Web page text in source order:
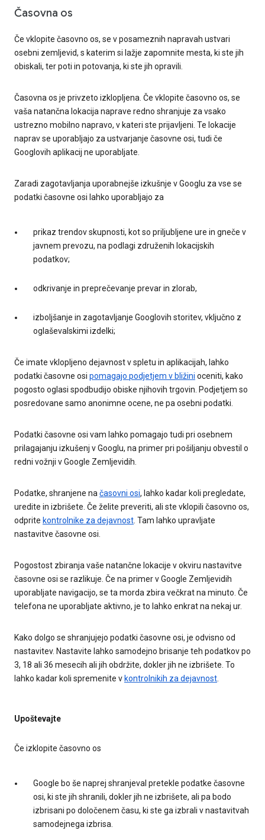
Časovna os
Če vklopite časovno os, se v posameznih napravah ustvari
osebni zemljevid, s katerim si lažje zapomnite mesta, ki ste jih
obiskali, ter poti in potovanja, ki ste jih opravili.
Časovna os je privzeto izklopljena. Če vklopite časovno os, se
vaša natančna lokacija naprave redno shranjuje za vsako
ustrezno mobilno napravo, v kateri ste prijavljeni. Te lokacije
naprav se uporabljajo za ustvarjanje časovne osi, tudi če
Googlovih aplikacij ne uporabljate.
Zaradi zagotavljanja uporabnejše izkušnje v Googlu za vse se
podatki časovne osi lahko uporabljajo za
prikaz trendov skupnosti, kot so priljubljene ure in gneče v
javnem prevozu, na podlagi združenih lokacijskih
podatkov;
odkrivanje in preprečevanje prevar in zlorab,
izboljšanje in zagotavljanje Googlovih storitev, vključno z
oglaševalskimi izdelki;
Če imate vklopljeno dejavnost v spletu in aplikacijah, lahko
podatki časovne osi pomagajo podjetjem v bližini oceniti, kako
pogosto oglasi spodbudijo obiske njihovih trgovin. Podjetjem so
posredovane samo anonimne ocene, ne pa osebni podatki.
Podatki časovne osi vam lahko pomagajo tudi pri osebnem
prilagajanju izkušenj v Googlu, na primer pri pošiljanju obvestil o
redni vožnji v Google Zemljevidih.
Podatke, shranjene načasovni osi, lahko kadar koli pregledate,
uredite in izbrišete. Če želite preveriti, ali ste vklopili časovno os,
odprite kontrolnike za dejavnost. Tam lahko upravljate
nastavitve časovne osi.
Pogostost zbiranja vaše natančne lokacije v okviru nastavitve
časovne osi se razlikuje. Če na primer v Google Zemljevidih
uporabljate navigacijo, se ta morda zbira večkrat na minuto. Če
telefona ne uporabljate aktivno, je to lahko enkrat na nekaj ur.
Kako dolgo se shranjujejo podatki časovne osi, je odvisno od
nastavitev. Nastavite lahko samodejno brisanje teh podatkov po
3, 18 ali 36 mesecih ali jih obdržite, dokler jih ne izbrišete. To
lahko kadar koli spremenite v kontrolnikih za dejavnost.
Upoštevajte
Če izklopite časovno os
Google bo še naprej shranjeval pretekle podatke časovne
osi, ki ste jih shranili, dokler jih ne izbrišete, ali pa bodo
izbrisani po določenem času, ki ste ga izbrali v nastavitvah
samodejnega izbrisa.